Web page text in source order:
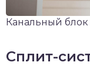
Канальный блок
Сплит-